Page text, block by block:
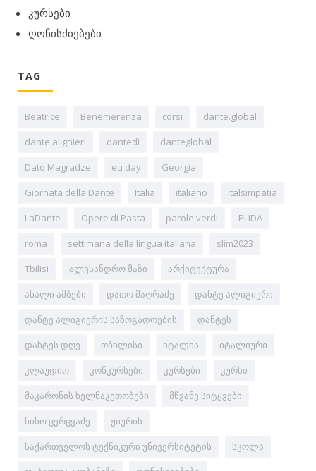
კურსები
ღონისძიებები
TAG
Beatrice Benemerenza corsi
dante.global
dante alighieri
dantedì
danteglobal
Dato Magradze
eu day
Georgia
Giornata della Dante
Italia italiano
italsimpatia
LaDante
Opere di Pasta parole verdi
PLIDA
roma
settimana della lingua italiana
slim2023
Tbilisi
ალესანდრო მაზი
არქიტექტურა
ახალი ამბები
დათო მაღრაძე
დანტე ალიგიერი
დანტე ალიგიერის საზოგადოების
დანტეს
დანტეს დღე
თბილისი იტალია
იტალიური
კლაუდიო
კონკურსები კურსები
კურსი
მაკარონის ხელნაკეთობები
მწვანე სიტყვები
ნინო ცერცვაძე
ჟიურის
საქართველოს ტექნიკური უნივერსიტეტის
სკოლა